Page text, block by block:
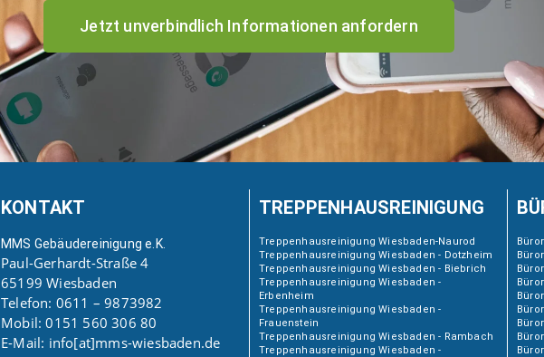
Jetzt unverbindlich Informationen anfordern
KONTAKT
MMS Gebäudereinigung e.K.
Paul-Gerhardt-Straße 4
65199 Wiesbaden
Telefon: 0611 – 9873982
Mobil: 0151 560 306 80
E-Mail: info[at]mms-wiesbaden.de
TREPPENHAUSREINIGUNG
Treppenhausreinigung Wiesbaden-Naurod
Treppenhausreinigung Wiesbaden - Dotzheim
Treppenhausreinigung Wiesbaden - Biebrich
Treppenhausreinigung Wiesbaden -
Erbenheim
Treppenhausreinigung Wiesbaden -
Frauenstein
Treppenhausreinigung Wiesbaden - Rambach
Treppenhausreinigung Wiesbaden -